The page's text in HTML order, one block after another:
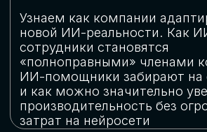
огромную статью затрат
ОБЛАЧНЫЕ ТЕХНОЛОГИИ
Подискутируем, какие облачные решения
существуют на рынке и почему
использование мультиоблачных моделей
не только снижает затраты, но и